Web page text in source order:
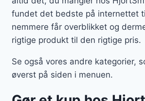
fundet det bedste på internettet
nemmere får overblikket og
rigtige produkt til den rigtige pris.
Se også vores andre kategorier,
øverst på siden i menuen.